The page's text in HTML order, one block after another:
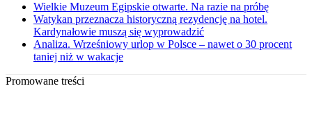
Wielkie Muzeum Egipskie otwarte. Na razie na próbę
Watykan przeznacza historyczną rezydencję na hotel.
Kardynałowie muszą się wyprowadzić
Analiza. Wrześniowy urlop w Polsce – nawet o 30 procent
taniej niż w wakacje
Promowane treści